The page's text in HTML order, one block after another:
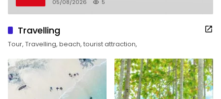
05/08/2026 5
Travelling
Tour, Travelling, beach, tourist attraction,